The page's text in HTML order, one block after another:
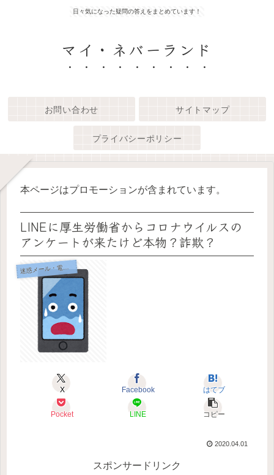
日々気になった疑問の答えをまとめています！
マイ・ネバーランド
お問い合わせ サイトマップ
プライバシーポリシー
本ページはプロモーションが含まれています。
LINEに厚生労働省からコロナウイルスの
アンケートが来たけど本物？詐欺？
迷
惑メール・電話対策
X Facebook はてブ
Pocket LINE コピー
2020.04.01
スポンサードリンク